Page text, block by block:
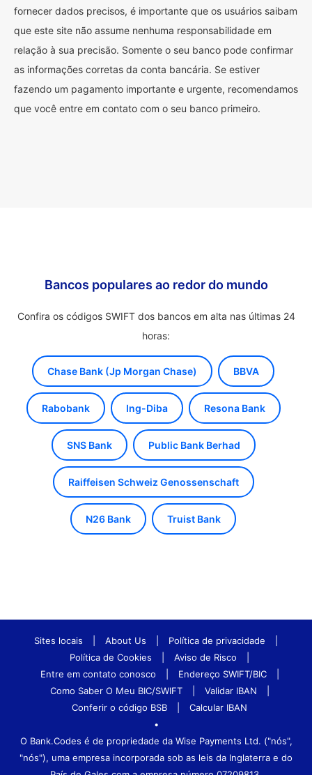
fornecer dados precisos, é importante que os usuários saibam
que este site não assume nenhuma responsabilidade em
relação à sua precisão. Somente o seu banco pode confirmar
as informações corretas da conta bancária. Se estiver
fazendo um pagamento importante e urgente, recomendamos
que você entre em contato com o seu banco primeiro.
Bancos populares ao redor do mundo
Confira os códigos SWIFT dos bancos em alta nas últimas 24
horas:
Chase Bank (Jp Morgan Chase) BBVA
Rabobank Ing-Diba Resona Bank
SNS Bank Public Bank Berhad
Raiffeisen Schweiz Genossenschaft
N26 Bank Truist Bank
Sites locais About Us Política de privacidade
Política de Cookies
Aviso de Risco
Entre em contato conosco
Endereço SWIFT/BIC
Como Saber O Meu BIC/SWIFT
Validar IBAN
Conferir o código BSB
Calcular IBAN
•
O Bank.Codes é de propriedade da Wise Payments Ltd. ("nós",
"nós"), uma empresa incorporada sob as leis da Inglaterra e do